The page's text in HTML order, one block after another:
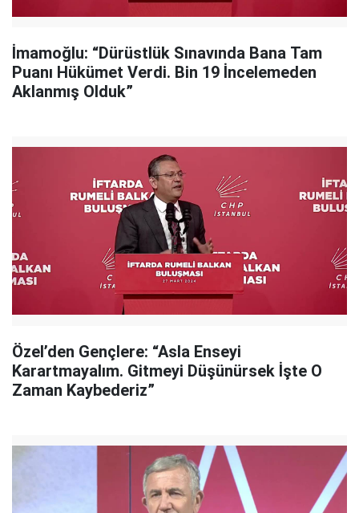
İmamoğlu: “Dürüstlük Sınavında Bana Tam
Puanı Hükümet Verdi. Bin 19 İncelemeden
Aklanmış Olduk”
Özel’den Gençlere: “Asla Enseyi
Karartmayalım. Gitmeyi Düşünürsek İşte O
Zaman Kaybederiz”